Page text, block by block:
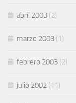
abril 2003 (2)
marzo 2003 (1)
febrero 2003 (2)
julio 2002 (11)